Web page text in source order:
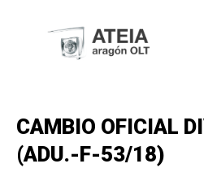
CAMBIO OFICIAL
(ADU.-F-53/18)